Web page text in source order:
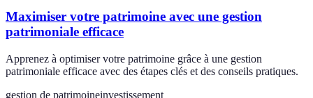
Maximiser votre patrimoine avec une gestion
patrimoniale efficace
Apprenez à optimiser votre patrimoine grâce à une gestion
patrimoniale efficace avec des étapes clés et des conseils pratiques.
gestion de patrimoineinvestissement